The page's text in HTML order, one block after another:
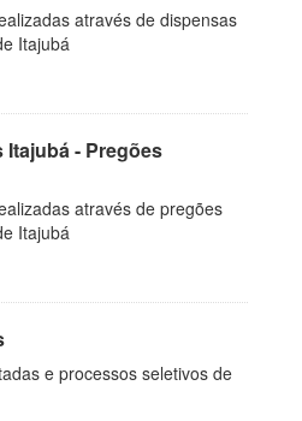
através de dispensas
Itajubá
- Pregões
através de pregões
Itajubá
e processos seletivos de